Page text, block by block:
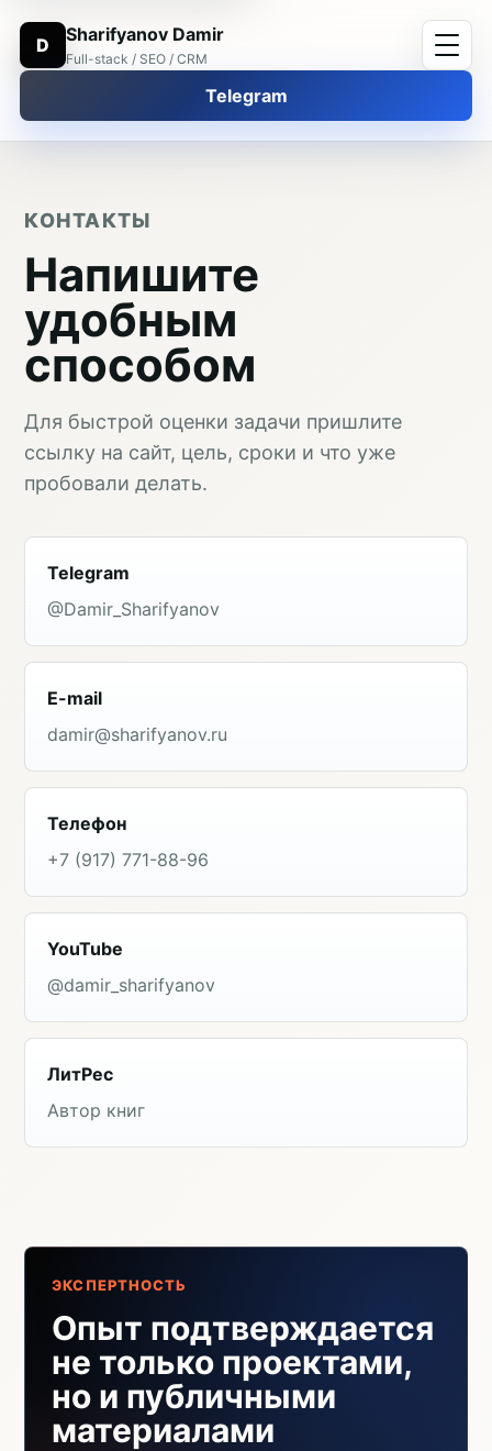
D Sharifyanov Damir
Full-stack / SEO / CRM
Telegram
КОНТАКТЫ
Напишите
удобным
способом
Для быстрой оценки задачи пришлите
ссылку на сайт, цель, сроки и что уже
пробовали делать.
Telegram
@Damir_Sharifyanov
E-mail
damir@sharifyanov.ru
Телефон
+7 (917) 771-88-96
YouTube
@damir_sharifyanov
ЛитРес
Автор книг
ЭКСПЕРТНОСТЬ
Опыт подтверждается
не только проектами,
но и публичными
материалами